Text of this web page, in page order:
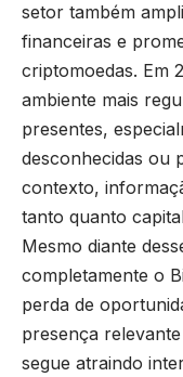
setor também
financeiras e
criptomoedas. Em
ambiente mais
presentes,
desconhecidas ou
contexto,
tanto quanto
Mesmo diante
completamente o
perda de
presença
segue atraindo